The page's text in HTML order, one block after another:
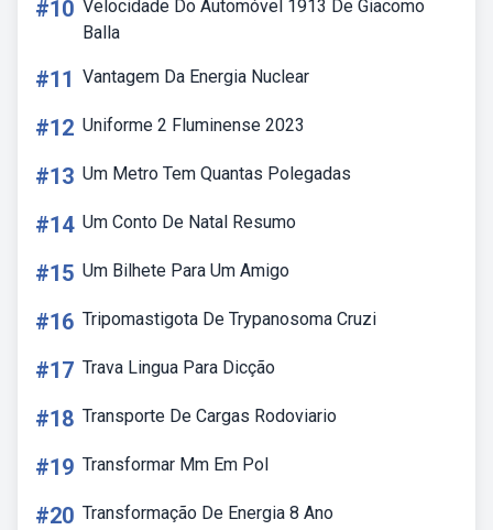
#10 Velocidade Do Automóvel 1913 De Giacomo
Balla
#11 Vantagem Da Energia Nuclear
#12 Uniforme 2 Fluminense 2023
#13 Um Metro Tem Quantas Polegadas
#14 Um Conto De Natal Resumo
#15 Um Bilhete Para Um Amigo
#16 Tripomastigota De Trypanosoma Cruzi
#17 Trava Lingua Para Dicção
#18 Transporte De Cargas Rodoviario
#19 Transformar Mm Em Pol
#20 Transformação De Energia 8 Ano